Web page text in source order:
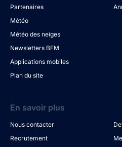
Partenaires
Météo
Météo des neiges
Newsletters BFM
Applications mobiles
Plan du site
En savoir plus
Nous contacter
Recrutement